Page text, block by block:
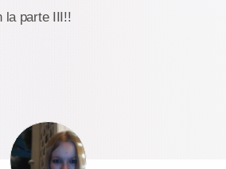
la parte III!!